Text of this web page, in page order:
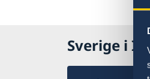
Sverige i